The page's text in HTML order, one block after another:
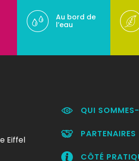
Au bord de
l’eau
Eiffel
QUI
PARTENAIRES
CÔTÉ